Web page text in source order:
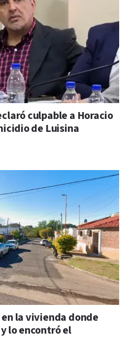
culpable a Horacio
de Luisina
la vivienda donde
lo encontró el